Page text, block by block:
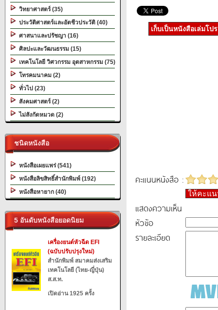
วิทยาศาสตร์ (35)
ประวัติศาสตร์และอัตชีวประวัติ (40)
ศาสนาและปรัชญา (16)
ศิลปะและวัฒนธรรม (15)
เทคโนโลยี วิศวกรรม อุตสาหกรรม (75)
โทรคมนาคม (2)
ทั่วไป (23)
สังคมศาสตร์ (2)
ไม่สังกัดหมวด (2)
ชนิดหนังสือ
หนังสือเผยแพร่ (541)
หนังสือลิขสิทธิ์สำนักพิมพ์ (192)
หนังสือหายาก (40)
5 อันดับหนังสือยอดนิยม
เครื่องยนต์หัวฉีด EFI
(ฉบับปรับปรุงใหม่)
สำนักพิมพ์ สมาคมส่งเสริม
เทคโนโลยี (ไทย-ญี่ปุ่น)
ส.ส.ท.
เปิดอ่าน 1925 ครั้ง
เก็บเป็นหนังสือเล่มโป
คะแนนหนังสือ :
ให้คะแ
แสดงความเห็น
หัวข้อ
รายละเอียด